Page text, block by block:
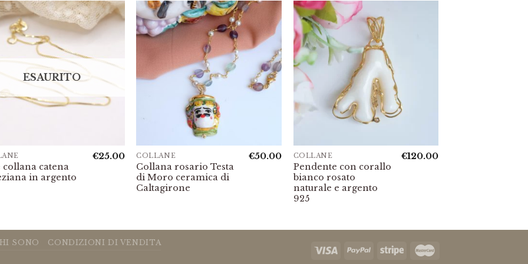
ESAURITO
collana catena
in argento
€25.00 COLLANE
Collana rosario Testa
di Moro ceramica di
Caltagirone
€50.00 COLLANE
Pendente con corallo
bianco rosato
naturale e argento
925
€120.00
SONO CONDIZIONI DI VENDITA